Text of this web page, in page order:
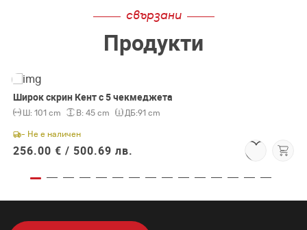
свързани
Продукти
Широк скрин Кент с 5 чекмеджета
Ш: 101 cm В: 45 cm ДБ:91 cm
- Не е наличен
256.00 € / 500.69 лв.